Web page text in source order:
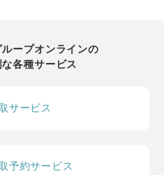
ープオンラインの
各種サービス
サービス
予約サービス